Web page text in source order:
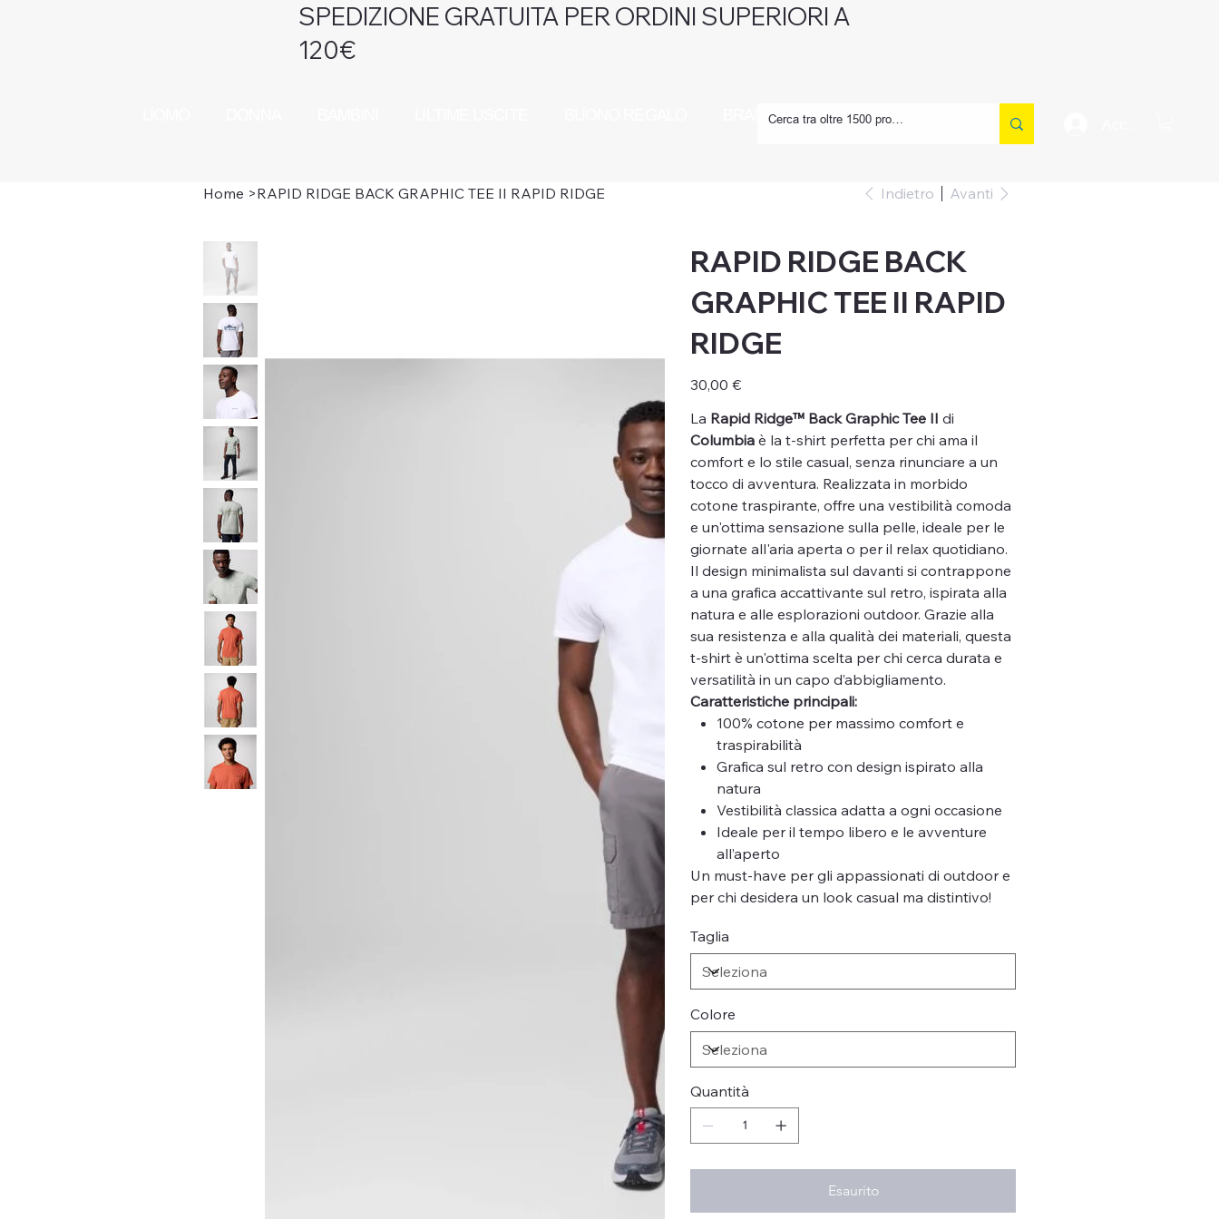
BRAND CONTATTI
SPEDIZIONE GRATUITA PER ORDINI SUPERIORI A
120€
Home >RAPID RIDGE BACK GRAPHIC TEE II RAPID RIDGE Indietro Avanti
RAPID RIDGE BACK
GRAPHIC TEE II RAPID
RIDGE
Prezzo
30,00 €
La Rapid Ridge™ Back Graphic Tee II di
Columbia è la t-shirt perfetta per chi ama il
comfort e lo stile casual, senza rinunciare a un
tocco di avventura. Realizzata in morbido
cotone traspirante, offre una vestibilità comoda
e un'ottima sensazione sulla pelle, ideale per le
giornate all'aria aperta o per il relax quotidiano.
Il design minimalista sul davanti si contrappone
a una grafica accattivante sul retro, ispirata alla
natura e alle esplorazioni outdoor. Grazie alla
sua resistenza e alla qualità dei materiali, questa
t-shirt è un'ottima scelta per chi cerca durata e
versatilità in un capo d’abbigliamento.
Caratteristiche principali:
100% cotone per massimo comfort e
traspirabilità
Grafica sul retro con design ispirato alla
natura
Vestibilità classica adatta a ogni occasione
Ideale per il tempo libero e le avventure
all’aperto
Un must-have per gli appassionati di outdoor e
per chi desidera un look casual ma distintivo!
Taglia
Colore
Quantità
Esaurito